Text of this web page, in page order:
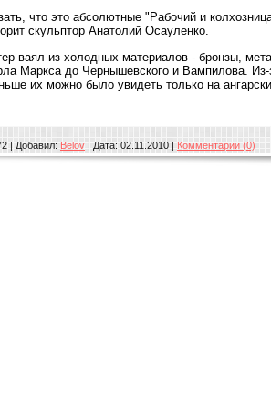
что это абсолютные "Рабочий и
скульптор Анатолий Осауленко.
ваял из холодных материалов - бронзы,
Маркса до Чернышевского и Вампилова.
их можно было увидеть только на
| Добавил: Belov | Дата: 02.11.2010 | Комментарии (0)